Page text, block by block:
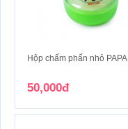
Hộp chấm phấn nhỏ PAPA
50,000đ